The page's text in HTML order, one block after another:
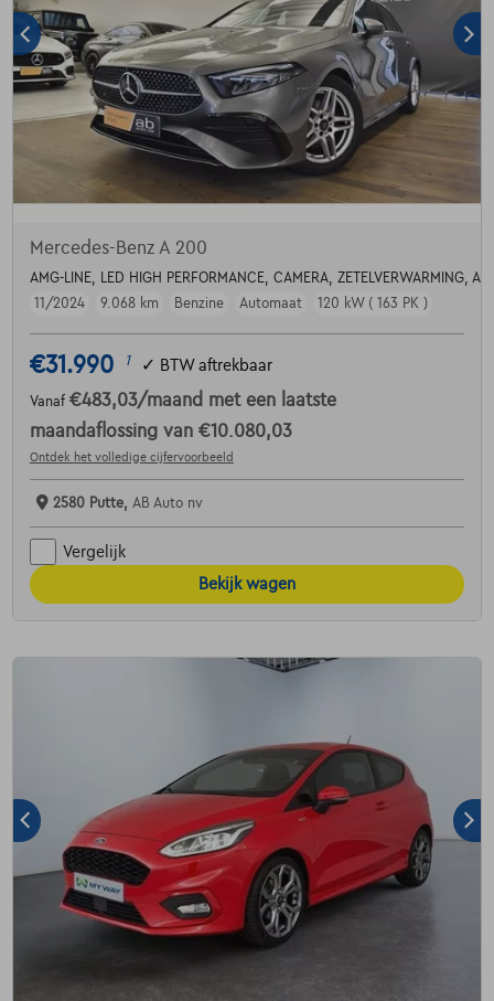
Mercedes-Benz A 200
AMG-LINE, LED HIGH PERFORMANCE, CAMERA, ZETELVERWARMING,
11/2024
9.068 km Benzine Automaat 120 kW ( 163 PK )
€31.990 1 ✓ BTW aftrekbaar
Vanaf €483,03/maand met een laatste
maandaflossing van €10.080,03
Ontdek het volledige cijfervoorbeeld
2580 Putte, AB Auto nv
Vergelijk
Bekijk wagen